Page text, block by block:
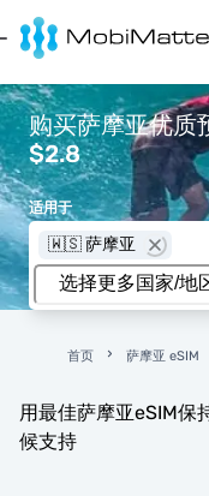
购买萨摩亚优质
$2.8
适用于
🇼🇸 萨摩亚
首页 萨摩亚 eSIM
用最佳萨摩亚eSIM保
候支持